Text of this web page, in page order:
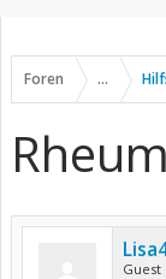
Foren ...
Guest